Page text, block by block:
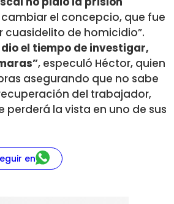
el concepcio, que fue
cuasidelito de homicidio”.
dio el tiempo de investigar,
, especuló Héctor, quien
asegurando que no sabe
del trabajador,
perderá la vista en uno de sus
en